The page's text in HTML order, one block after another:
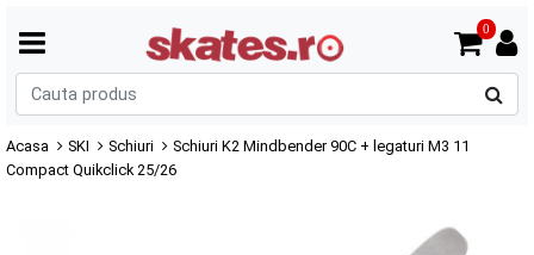
0
Acasa SKI Schiuri
Schiuri K2 Mindbender 90C + legaturi M3 11
Compact Quikclick 25/26